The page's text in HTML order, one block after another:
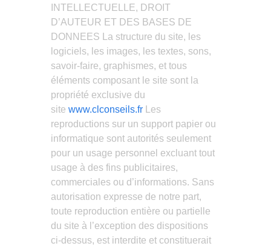
INTELLECTUELLE, DROIT
D’AUTEUR ET DES BASES DE
DONNEES La structure du site, les
logiciels, les images, les textes, sons,
savoir-faire, graphismes, et tous
éléments composant le site sont la
propriété exclusive du
site www.clconseils.fr Les
reproductions sur un support papier ou
informatique sont autorités seulement
pour un usage personnel excluant tout
usage à des fins publicitaires,
commerciales ou d’informations. Sans
autorisation expresse de notre part,
toute reproduction entière ou partielle
du site à l’exception des dispositions
ci-dessus, est interdite et constituerait